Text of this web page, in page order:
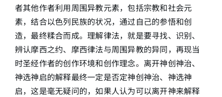
者其他作者利用周围异教元素，包括宗教和社会元
素，结合以色列民族的状况，通过自己的参悟和创
造，最终糅合而成。理解律法，就是要寻找、识别、
辨认摩西之约、摩西律法与周围异教的异同，再现当
时圣经作者的创作环境和创作理念。离开神创神治、
神选神启的解释最终一定是否定神创神治、神选神
启，这是毫无疑问的，如果人认为可以离开神来解释